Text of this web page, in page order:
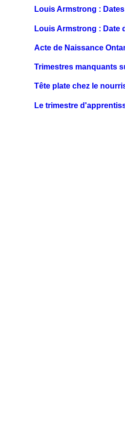
Louis Armstrong :
Louis Armstrong : Date
Acte de Naissance
Trimestres manquants
Tête plate chez le
Le trimestre